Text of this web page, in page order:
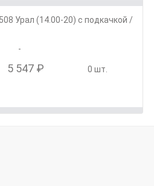
Урал (14.00-20) с подкачкой /
-
5 547 ₽ 0 шт.